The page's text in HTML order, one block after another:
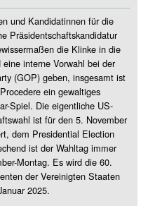
und Kandidatinnen für die
Präsidentschaftskandidatur
die Klinke in die
eine interne Vorwahl bei der
(GOP) geben, insgesamt ist
ein gewaltiges
Spiel. Die eigentliche US-
ist für den 5. November
dem Presidential Election
ist der Wahltag immer
Montag. Es wird die 60.
der Vereinigten Staaten
2025.